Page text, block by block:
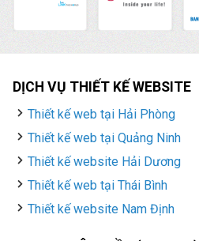
DỊCH VỤ THIẾT KẾ WEBSITE
Thiết kế web tại Hải Phòng
Thiết kế web tại Quảng Ninh
Thiết kế website Hải Dương
Thiết kế web tại Thái Bình
Thiết kế website Nam Định